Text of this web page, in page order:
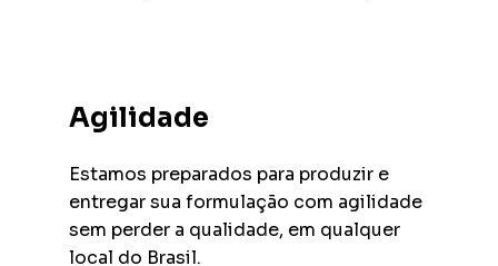
Agilidade
Estamos preparados para produzir e
entregar sua formulação com agilidade
sem perder a qualidade, em qualquer
local do Brasil.